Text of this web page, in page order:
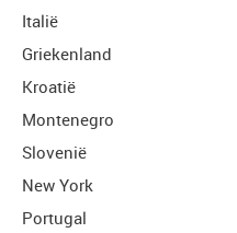
Italië
Griekenland
Kroatië
Montenegro
Slovenië
New York
Portugal